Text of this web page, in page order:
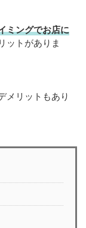
ミングでお店に
ットがありま
メリットもあり